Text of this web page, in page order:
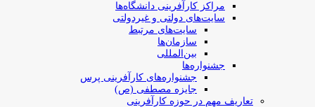
مراکز کارآفرینی دانشگاه‌ها
سایت‌های دولتی و غیردولتی
سایت‌های مرتبط
سازمان‌ها
بین‌المللی
جشنواره‌ها
جشنواره‌های کارآفرینی‌ پرس
جایزه مصطفی (ص)
تعاریف مهم در حوزه کارآفرینی